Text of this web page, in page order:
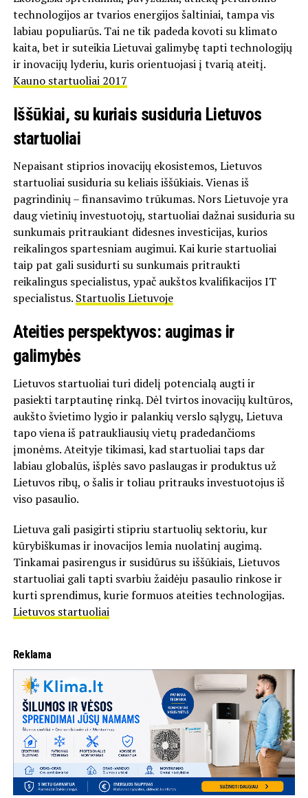
technologijos ar tvarios energijos šaltiniai, tampa vis
labiau populiarūs. Tai ne tik padeda kovoti su klimato
kaita, bet ir suteikia Lietuvai galimybę tapti technologijų
ir inovacijų lyderiu, kuris orientuojasi į tvarią ateitį.
Kauno startuoliai 2017
Iššūkiai, su kuriais susiduria Lietuvos
startuoliai
Nepaisant stiprios inovacijų ekosistemos, Lietuvos
startuoliai susiduria su keliais iššūkiais. Vienas iš
pagrindinių – finansavimo trūkumas. Nors Lietuvoje yra
daug vietinių investuotojų, startuoliai dažnai susiduria su
sunkumais pritraukiant didesnes investicijas, kurios
reikalingos spartesniam augimui. Kai kurie startuoliai
taip pat gali susidurti su sunkumais pritraukti
reikalingus specialistus, ypač aukštos kvalifikacijos IT
specialistus. Startuolis Lietuvoje
Ateities perspektyvos: augimas ir
galimybės
Lietuvos startuoliai turi didelį potencialą augti ir
pasiekti tarptautinę rinką. Dėl tvirtos inovacijų kultūros,
aukšto švietimo lygio ir palankių verslo sąlygų, Lietuva
tapo viena iš patraukliausių vietų pradedančioms
įmonėms. Ateityje tikimasi, kad startuoliai taps dar
labiau globalūs, išplės savo paslaugas ir produktus už
Lietuvos ribų, o šalis ir toliau pritrauks investuotojus iš
viso pasaulio.
Lietuva gali pasigirti stipriu startuolių sektoriu, kur
kūrybiškumas ir inovacijos lemia nuolatinį augimą.
Tinkamai pasirengus ir susidūrus su iššūkiais, Lietuvos
startuoliai gali tapti svarbiu žaidėju pasaulio rinkose ir
kurti sprendimus, kurie formuos ateities technologijas.
Lietuvos startuoliai
Reklama